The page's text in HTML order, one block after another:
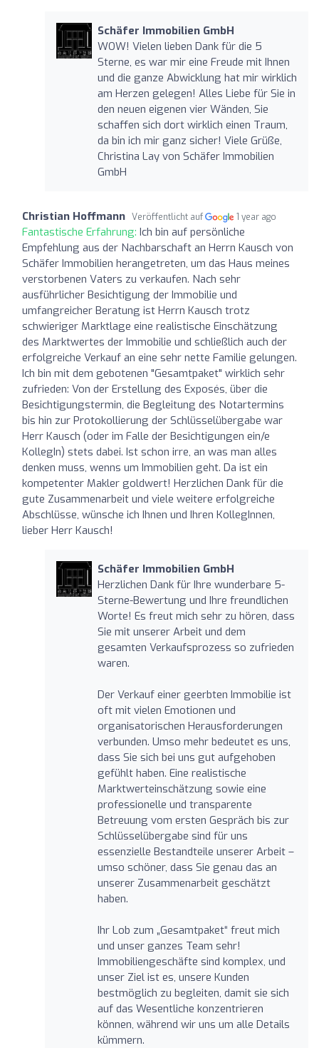
Schäfer Immobilien GmbH
WOW! Vielen lieben Dank für die 5
Sterne, es war mir eine Freude mit Ihnen
und die ganze Abwicklung hat mir wirklich
am Herzen gelegen! Alles Liebe für Sie in
den neuen eigenen vier Wänden, Sie
schaffen sich dort wirklich einen Traum,
da bin ich mir ganz sicher! Viele Grüße,
Christina Lay von Schäfer Immobilien
GmbH
Christian Hoffmann Veröffentlicht auf 1 year ago
Fantastische Erfahrung: Ich bin auf persönliche
Empfehlung aus der Nachbarschaft an Herrn Kausch von
Schäfer Immobilien herangetreten, um das Haus meines
verstorbenen Vaters zu verkaufen. Nach sehr
ausführlicher Besichtigung der Immobilie und
umfangreicher Beratung ist Herrn Kausch trotz
schwieriger Marktlage eine realistische Einschätzung
des Marktwertes der Immobilie und schließlich auch der
erfolgreiche Verkauf an eine sehr nette Familie gelungen.
Ich bin mit dem gebotenen "Gesamtpaket" wirklich sehr
zufrieden: Von der Erstellung des Exposés, über die
Besichtigungstermin, die Begleitung des Notartermins
bis hin zur Protokollierung der Schlüsselübergabe war
Herr Kausch (oder im Falle der Besichtigungen ein/e
KollegIn) stets dabei. Ist schon irre, an was man alles
denken muss, wenns um Immobilien geht. Da ist ein
kompetenter Makler goldwert! Herzlichen Dank für die
gute Zusammenarbeit und viele weitere erfolgreiche
Abschlüsse, wünsche ich Ihnen und Ihren KollegInnen,
lieber Herr Kausch!
Schäfer Immobilien GmbH
Herzlichen Dank für Ihre wunderbare 5-
Sterne-Bewertung und Ihre freundlichen
Worte! Es freut mich sehr zu hören, dass
Sie mit unserer Arbeit und dem
gesamten Verkaufsprozess so zufrieden
waren.
Der Verkauf einer geerbten Immobilie ist
oft mit vielen Emotionen und
organisatorischen Herausforderungen
verbunden. Umso mehr bedeutet es uns,
dass Sie sich bei uns gut aufgehoben
gefühlt haben. Eine realistische
Marktwerteinschätzung sowie eine
professionelle und transparente
Betreuung vom ersten Gespräch bis zur
Schlüsselübergabe sind für uns
essenzielle Bestandteile unserer Arbeit –
umso schöner, dass Sie genau das an
unserer Zusammenarbeit geschätzt
haben.
Ihr Lob zum „Gesamtpaket“ freut mich
und unser ganzes Team sehr!
Immobiliengeschäfte sind komplex, und
unser Ziel ist es, unsere Kunden
bestmöglich zu begleiten, damit sie sich
auf das Wesentliche konzentrieren
können, während wir uns um alle Details
kümmern.